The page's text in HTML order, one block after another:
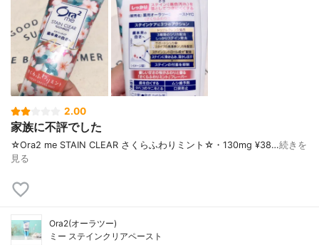
2.00
家族に不評でした
☆Ora2 me STAIN CLEAR さくらふわりミント☆・130mg ¥38…続きを
見る
Ora2(オーラツー)
ミー ステインクリアペースト